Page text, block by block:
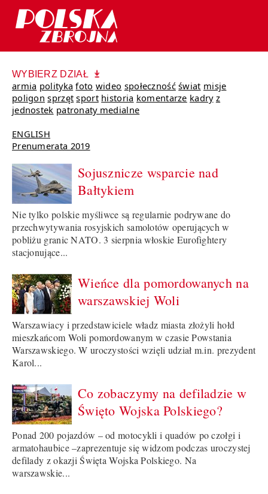
WYBIERZ DZIAŁ
armia polityka foto wideo społeczność świat misje
poligon sprzęt sport historia komentarze kadry z
jednostek patronaty medialne
ENGLISH
Prenumerata 2019
Sojusznicze wsparcie nad
Bałtykiem
Nie tylko polskie myśliwce są regularnie podrywane do
przechwytywania rosyjskich samolotów operujących w
pobliżu granic NATO. 3 sierpnia włoskie Eurofightery
stacjonujące...
Wieńce dla pomordowanych na
warszawskiej Woli
Warszawiacy i przedstawiciele władz miasta złożyli hołd
mieszkańcom Woli pomordowanym w czasie Powstania
Warszawskiego. W uroczystości wzięli udział m.in. prezydent
Karol...
Co zobaczymy na defiladzie w
Święto Wojska Polskiego?
Ponad 200 pojazdów – od motocykli i quadów po czołgi i
armatohaubice –zaprezentuje się widzom podczas uroczystej
defilady z okazji Święta Wojska Polskiego. Na
warszawskie...